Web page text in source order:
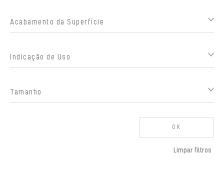
Acabamento da Superfície
Indicação de Uso
Tamanho
OK
Limpar filtros